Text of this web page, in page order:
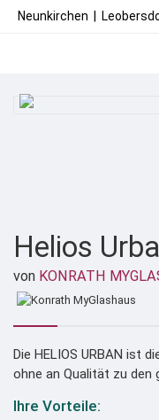
Neunkirchen
Helios
von KONRATH
Die HELIOS URBAN ist
ohne an Qualität zu den
Ihre Vorteile: